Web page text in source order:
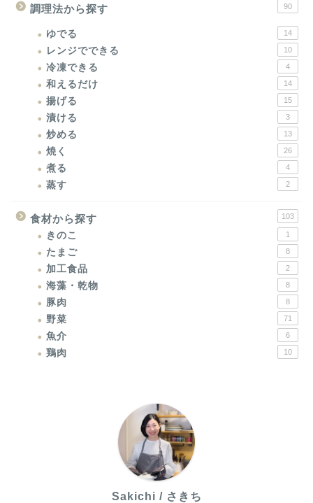
調理法から探す 90
ゆでる 14
レンジでできる 10
冷凍できる 4
和えるだけ 14
揚げる 15
漬ける 3
炒める 13
焼く 26
煮る 4
蒸す 2
食材から探す 103
きのこ 1
たまご 8
加工食品 2
海藻・乾物 8
豚肉 8
野菜 71
魚介 6
鶏肉 10
Sakichi / さきち